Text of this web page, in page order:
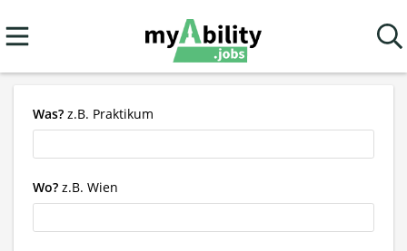
Was? z.B. Praktikum
Wo? z.B. Wien